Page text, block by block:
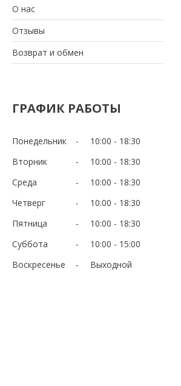
О нас
Отзывы
Возврат и обмен
ГРАФИК РАБОТЫ
Понедельник 10:00
18:30
Вторник
10:00
18:30
Среда
10:00
18:30
Четверг
10:00
18:30
Пятница
10:00
18:30
Суббота
10:00
15:00
Воскресенье
Выходной